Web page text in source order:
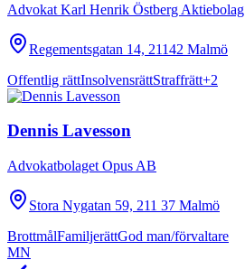
Advokat Karl Henrik Östberg Aktiebolag
Regementsgatan 14, 21142 Malmö
Offentlig rättInsolvensrättStraffrätt+2
Dennis Lavesson
Advokatbolaget Opus AB
Stora Nygatan 59, 211 37 Malmö
BrottmålFamiljerättGod man/förvaltare
MN